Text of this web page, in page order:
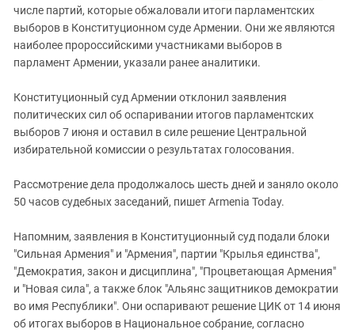
числе партий, которые обжаловали итоги парламентских
выборов в Конституционном суде Армении. Они же являются
наиболее пророссийскими участниками выборов в
парламент Армении, указали ранее аналитики.
Конституционный суд Армении отклонил заявления
политических сил об оспаривании итогов парламентских
выборов 7 июня и оставил в силе решение Центральной
избирательной комиссии о результатах голосования.
Рассмотрение дела продолжалось шесть дней и заняло около
50 часов судебных заседаний, пишет Armenia Today.
Напомним, заявления в Конституционный суд подали блоки
"Сильная Армения" и "Армения", партии "Крылья единства",
"Демократия, закон и дисциплина", "Процветающая Армения"
и "Новая сила", а также блок "Альянс защитников демократии
во имя Республики". Они оспаривают решение ЦИК от 14 июня
об итогах выборов в Национальное собрание, согласно